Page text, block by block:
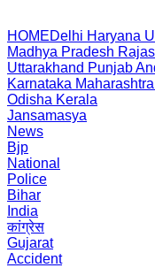
HOMEDelhi Haryana
Madhya Pradesh
Uttarakhand Punjab
Karnataka Maharashtra
Odisha Kerala
Jansamasya
News
Bjp
National
Police
Bihar
India
कांग्रेस
Gujarat
Accident